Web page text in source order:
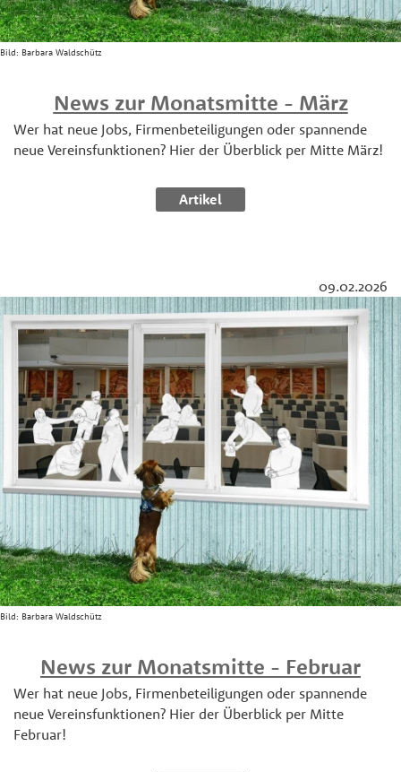
Bild: Barbara Waldschütz
News zur Monatsmitte - März
Wer hat neue Jobs, Firmenbeteiligungen oder spannende
neue Vereinsfunktionen? Hier der Überblick per Mitte März!
Artikel
09.02.2026
Bild: Barbara Waldschütz
News zur Monatsmitte - Februar
Wer hat neue Jobs, Firmenbeteiligungen oder spannende
neue Vereinsfunktionen? Hier der Überblick per Mitte
Februar!